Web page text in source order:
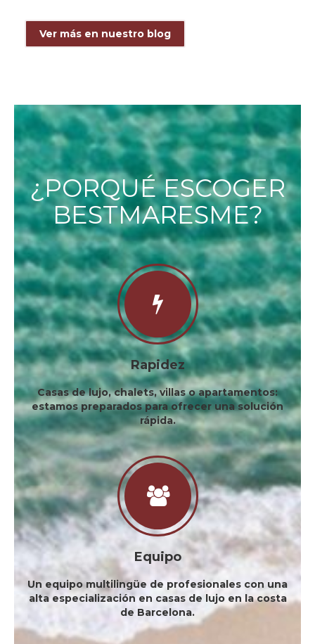
Ver más en nuestro blog
¿PORQUÉ ESCOGER
BESTMARESME?
Rapidez
Casas de lujo, chalets, villas o apartamentos:
estamos preparados para ofrecer una solución
rápida.
Equipo
Un equipo multilingüe de profesionales con una
alta especialización en casas de lujo en la costa
de Barcelona.